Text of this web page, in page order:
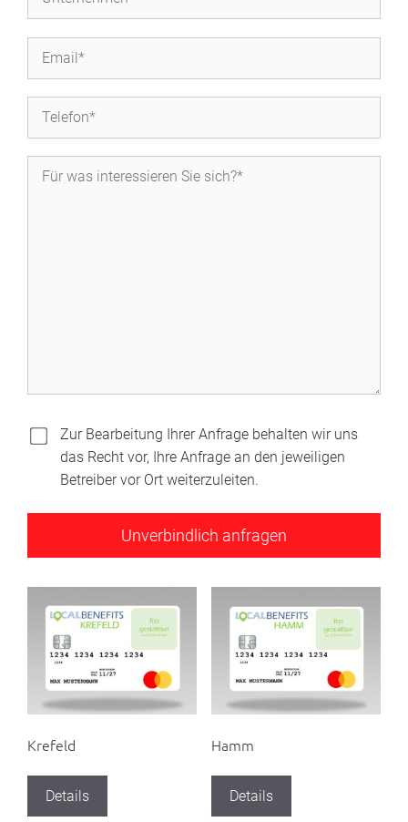
Zur Bearbeitung Ihrer Anfrage behalten wir uns
das Recht vor, Ihre Anfrage an den jeweiligen
Betreiber vor Ort weiterzuleiten.
Krefeld
Details
Hamm
Details